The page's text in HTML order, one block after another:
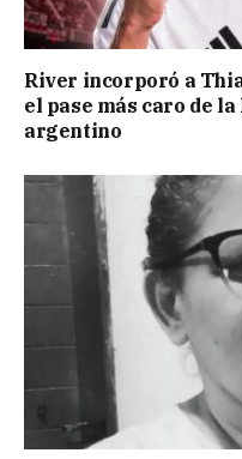
River incorporó a
el pase más caro de
argentino